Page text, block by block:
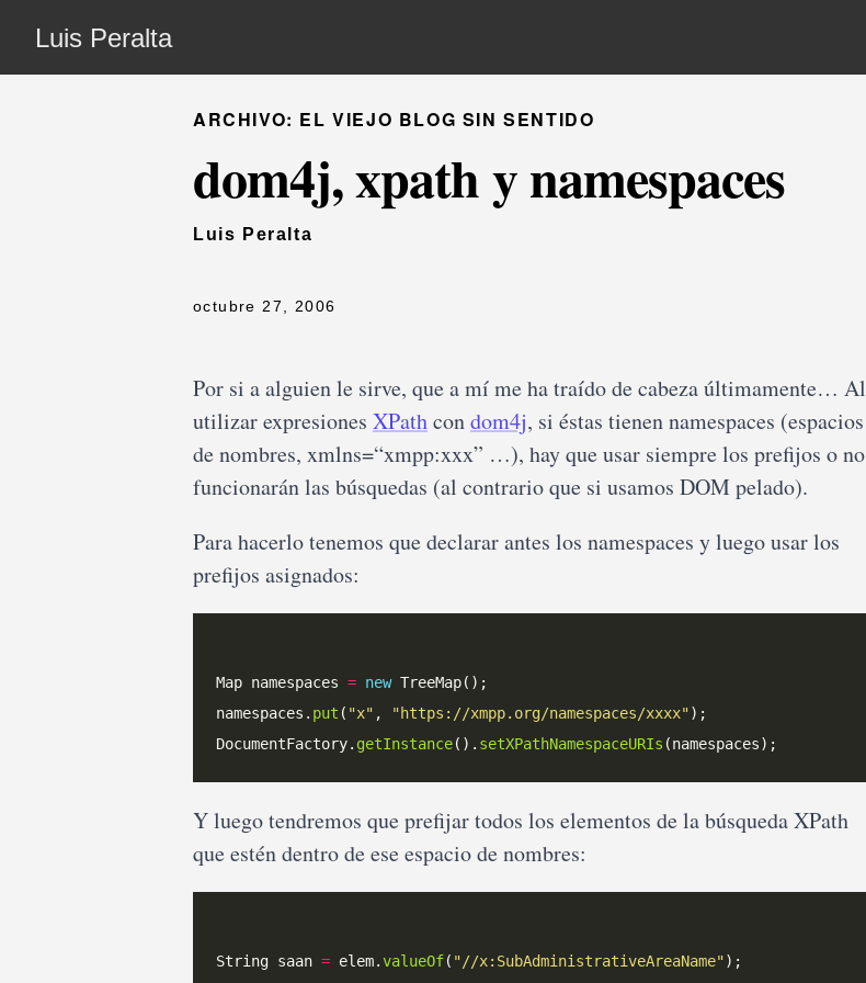
Luis Peralta
ARCHIVO: EL VIEJO BLOG SIN SENTIDO
dom4j, xpath y namespaces
Luis Peralta
octubre 27, 2006
Por si a alguien le sirve, que a mí me ha traído de cabeza últimamente… Al
utilizar expresiones XPathcondom4j, si éstas tienen namespaces (espacios
de nombres, xmlns=“xmpp:xxx” …), hay que usar siempre los prefijos o no
funcionarán las búsquedas (al contrario que si usamos DOM pelado).
Para hacerlo tenemos que declarar antes los namespaces y luego usar los
prefijos asignados:
Map namespaces = new
namespaces. put ( "x" , "https://xmpp.org/namespaces/xxxx"
DocumentFactory. getInstance(). setXPathNamespaceURIs
Y luego tendremos que prefijar todos los elementos de la búsqueda XPath
que estén dentro de ese espacio de nombres:
String saan = elem.valueOf( "//x:SubAdministrativeAreaName"